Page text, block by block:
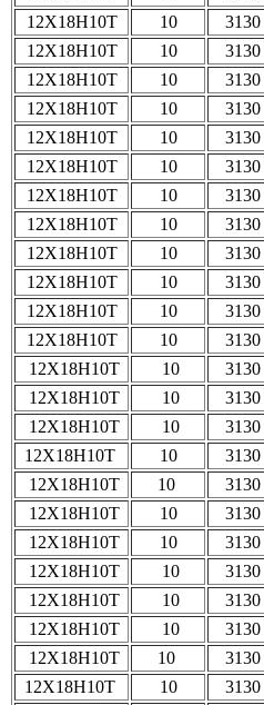
12Х18Н10Т
10 3130
12Х18Н10Т
10 3130
12Х18Н10Т
10 3130
12Х18Н10Т
10 3130
12Х18Н10Т
10 3130
12Х18Н10Т
10 3130
12Х18Н10Т
10 3130
12Х18Н10Т
10 3130
12Х18Н10Т
10 3130
12Х18Н10Т
10 3130
12Х18Н10Т
10 3130
12Х18Н10Т
10 3130
12Х18Н10Т
10 3130
12Х18Н10Т
10 3130
12Х18Н10Т
10 3130
12Х18Н10Т
10 3130
12Х18Н10Т
10 3130
12Х18Н10Т
10 3130
12Х18Н10Т
10 3130
12Х18Н10Т
10 3130
12Х18Н10Т
10 3130
12Х18Н10Т
10 3130
12Х18Н10Т
10 3130
12Х18Н10Т
10 3130